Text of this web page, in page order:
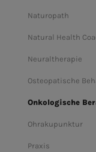
Naturopath
Natural Health
Neuraltherapie
Osteopatische
Onkologische
Ohrakupunktur
Praxis